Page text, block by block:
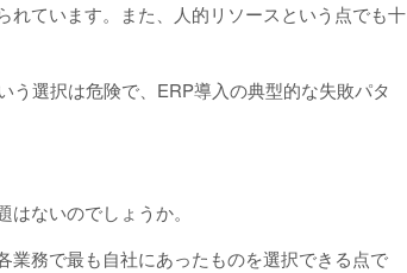
れています。また、人的リソースという点でも十
う選択は危険で、ERP導入の典型的な失敗パタ
ないのでしょうか。
業務で最も自社にあったものを選択できる点で